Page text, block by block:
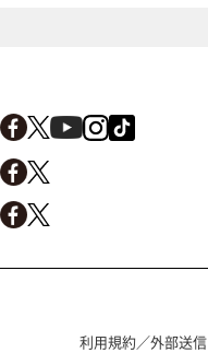
利用規約／外部送信